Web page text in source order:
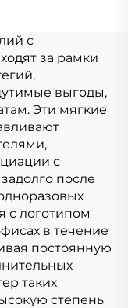
в виде
животного
с
за рамки
выгоды,
Эти мягкие
с
после
с логотипом
в течение
постоянную
таких
степень